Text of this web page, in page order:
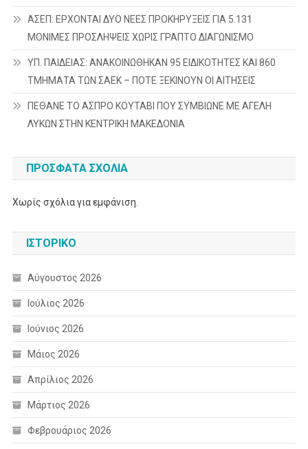
ΑΣΕΠ: ΕΡΧΟΝΤΑΙ ΔΥΟ ΝΕΕΣ ΠΡΟΚΗΡΥΞΕΙΣ ΓΙΑ 5.131
ΜΟΝΙΜΕΣ ΠΡΟΣΛΗΨΕΙΣ ΧΩΡΙΣ ΓΡΑΠΤΟ ΔΙΑΓΩΝΙΣΜΟ
ΥΠ. ΠΑΙΔΕΙΑΣ: ΑΝΑΚΟΙΝΩΘΗΚΑΝ 95 ΕΙΔΙΚΟΤΗΤΕΣ ΚΑΙ 860
ΤΜΗΜΑΤΑ ΤΩΝ ΣΑΕΚ – ΠΟΤΕ ΞΕΚΙΝΟΥΝ ΟΙ ΑΙΤΗΣΕΙΣ
ΠΕΘΑΝΕ ΤΟ ΑΣΠΡΟ ΚΟΥΤΑΒΙ ΠΟΥ ΣΥΜΒΙΩΝΕ ΜΕ ΑΓΕΛΗ
ΛΥΚΩΝ ΣΤΗΝ ΚΕΝΤΡΙΚΗ ΜΑΚΕΔΟΝΙΑ
ΠΡΌΣΦΑΤΑ ΣΧΌΛΙΑ
Χωρίς σχόλια για εμφάνιση.
ΙΣΤΟΡΙΚΌ
Αύγουστος 2026
Ιούλιος 2026
Ιούνιος 2026
Μάιος 2026
Απρίλιος 2026
Μάρτιος 2026
Φεβρουάριος 2026